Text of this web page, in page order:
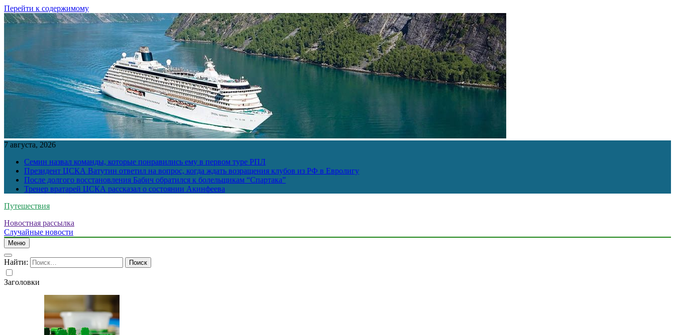
Перейти к содержимому
7 августа, 2026
Семин назвал команды, которые понравились ему в первом туре РПЛ
Президент ЦСКА Ватутин ответил на вопрос, когда ждать возращения клубов из РФ в Евролигу
После долгого восстановления Бабич обратился к болельщикам “Спартака”
Тренер вратарей ЦСКА рассказал о состоянии Акинфеева
Путешествия
Новостная рассылка
Случайные новости
Меню
Найти:
Заголовки